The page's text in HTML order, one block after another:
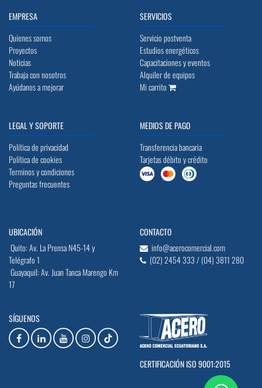
EMPRESA
Quienes somos
Proyectos
Noticias
Trabaja con nosotros
Ayúdanos a mejorar
SERVICIOS
Servicio postventa
Estudios energéticos
Capacitaciones y eventos
Alquiler de equipos
Mi carrito
LEGAL Y SOPORTE
Política de privacidad
Política de cookies
Terminos y condiciones
Preguntas frecuentes
MEDIOS DE PAGO
Transferencia bancaria
Tarjetas débito y crédito
UBICACIÓN
Quito: Av. La Prensa N45-14 y
Telégrafo 1
Guayaquil: Av. Juan Tanca Marengo Km
17
CONTACTO
info@acerocomercial.com
(02) 2454 333 / (04) 3811 280
SÍGUENOS
CERTIFICACIÓN ISO 9001:2015